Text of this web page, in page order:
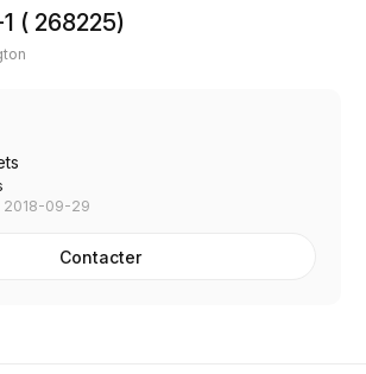
( 268225)
2018-09-29
Contacter